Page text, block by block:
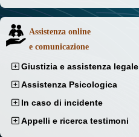
Assistenza online
e comunicazione
Giustizia e assistenza legale
Assistenza Psicologica
In caso di incidente
Appelli e ricerca testimoni